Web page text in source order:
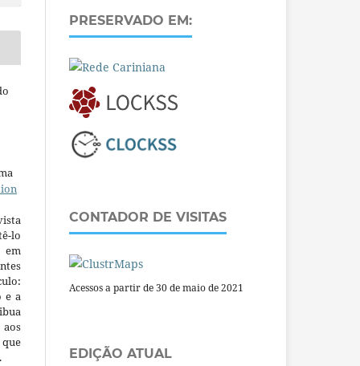
lo
em
e a
PRESERVADO EM:
CONTADOR DE VISITAS
Acessos a partir de 30 de maio de 2021
EDIÇÃO ATUAL